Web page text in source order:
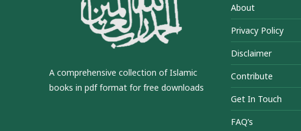
A comprehensive collection of Islamic
books in pdf format for free downloads
About
Privacy Policy
Disclaimer
Contribute
Get In Touch
FAQ’s